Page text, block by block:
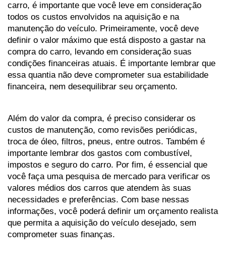
carro, é importante que você leve em consideração
todos os custos envolvidos na aquisição e na
manutenção do veículo. Primeiramente, você deve
definir o valor máximo que está disposto a gastar na
compra do carro, levando em consideração suas
condições financeiras atuais. É importante lembrar que
essa quantia não deve comprometer sua estabilidade
financeira, nem desequilibrar seu orçamento.
Além do valor da compra, é preciso considerar os
custos de manutenção, como revisões periódicas,
troca de óleo, filtros, pneus, entre outros. Também é
importante lembrar dos gastos com combustível,
impostos e seguro do carro. Por fim, é essencial que
você faça uma pesquisa de mercado para verificar os
valores médios dos carros que atendem às suas
necessidades e preferências. Com base nessas
informações, você poderá definir um orçamento realista
que permita a aquisição do veículo desejado, sem
comprometer suas finanças.